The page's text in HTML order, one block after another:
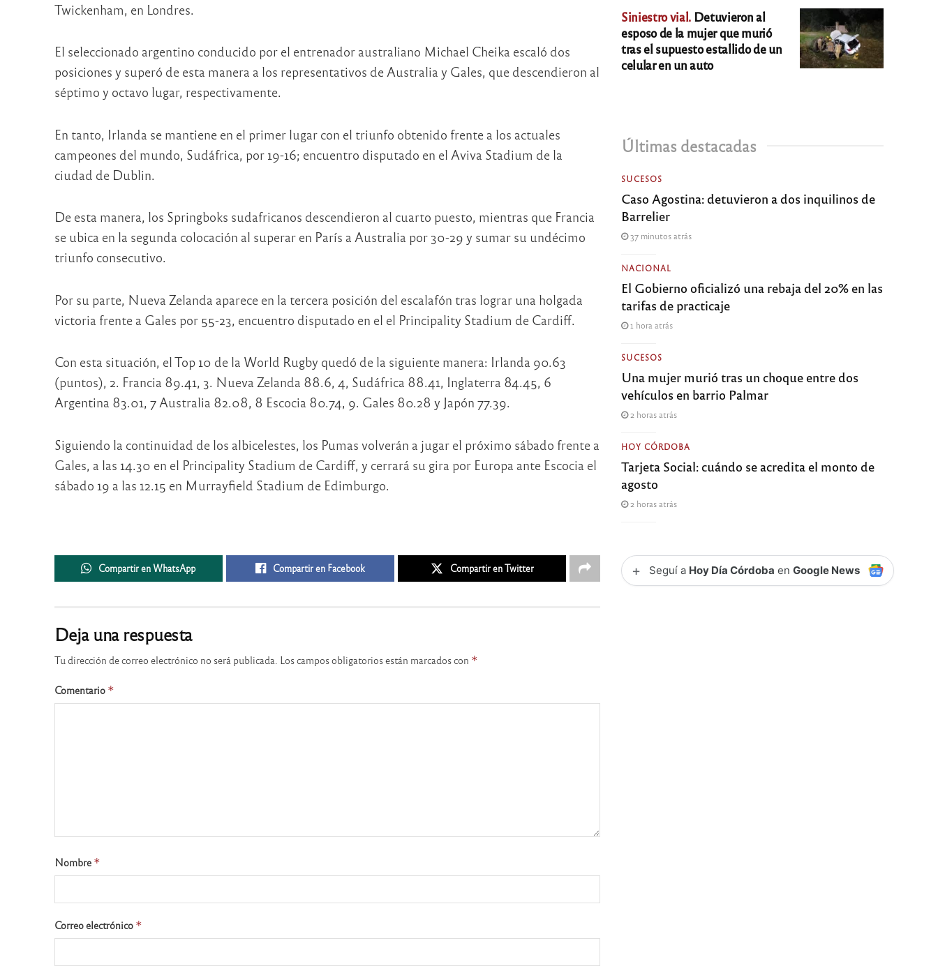
Twickenham, en Londres.
El seleccionado argentino conducido por el entrenador australiano Michael Cheika escaló dos
posiciones y superó de esta manera a los representativos de Australia y Gales, que descendieron al
séptimo y octavo lugar, respectivamente.
En tanto, Irlanda se mantiene en el primer lugar con el triunfo obtenido frente a los actuales
campeones del mundo, Sudáfrica, por 19-16; encuentro disputado en el Aviva Stadium de la
ciudad de Dublin.
De esta manera, los Springboks sudafricanos descendieron al cuarto puesto, mientras que Francia
se ubica en la segunda colocación al superar en París a Australia por 30-29 y sumar su undécimo
triunfo consecutivo.
Por su parte, Nueva Zelanda aparece en la tercera posición del escalafón tras lograr una holgada
victoria frente a Gales por 55-23, encuentro disputado en el el Principality Stadium de Cardiff.
Con esta situación, el Top 10 de la World Rugby quedó de la siguiente manera: Irlanda 90.63
(puntos), 2. Francia 89.41, 3. Nueva Zelanda 88.6, 4, Sudáfrica 88.41, Inglaterra 84.45, 6
Argentina 83.01, 7 Australia 82.08, 8 Escocia 80.74, 9. Gales 80.28 y Japón 77.39.
Siguiendo la continuidad de los albicelestes, los Pumas volverán a jugar el próximo sábado frente a
Gales, a las 14.30 en el Principality Stadium de Cardiff, y cerrará su gira por Europa ante Escocia el
sábado 19 a las 12.15 en Murrayfield Stadium de Edimburgo.
Compartir en WhatsApp Compartir en Facebook Compartir en Twitter
Deja una respuesta
Tu dirección de correo electrónico no será publicada. Los campos obligatorios están marcados con *
Comentario *
Nombre *
Correo electrónico *
Siniestro vial. Detuvieron al
esposo de la mujer que murió
tras el supuesto estallido de un
celular en un auto
Últimas destacadas
SUCESOS
Caso Agostina: detuvieron a dos inquilinos de
Barrelier
37 minutos atrás
NACIONAL
El Gobierno oficializó una rebaja del 20% en las
tarifas de practicaje
1 hora atrás
SUCESOS
Una mujer murió tras un choque entre dos
vehículos en barrio Palmar
2 horas atrás
HOY CÓRDOBA
Tarjeta Social: cuándo se acredita el monto de
agosto
2 horas atrás
+ Seguí a Hoy Día Córdoba enGoogle News